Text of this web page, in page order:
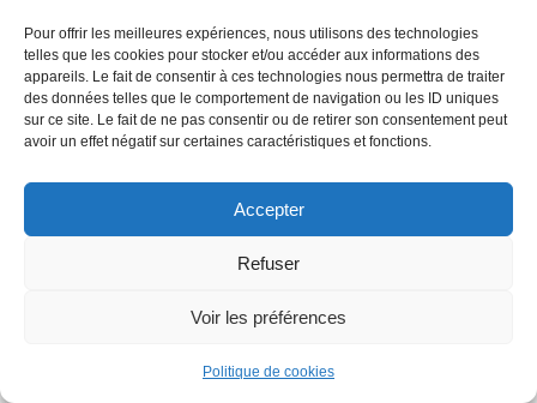
Pour offrir les meilleures expériences, nous utilisons des technologies
telles que les cookies pour stocker et/ou accéder aux informations des
appareils. Le fait de consentir à ces technologies nous permettra de traiter
des données telles que le comportement de navigation ou les ID uniques
sur ce site. Le fait de ne pas consentir ou de retirer son consentement peut
avoir un effet négatif sur certaines caractéristiques et fonctions.
Accepter
Refuser
Voir les préférences
Politique de cookies